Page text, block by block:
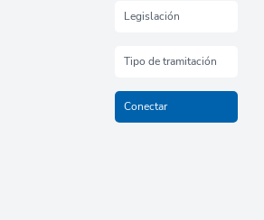
Legislación
Tipo de tramitación
Conectar